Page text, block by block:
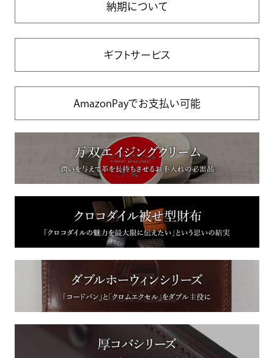
納期について
ギフトサービス
AmazonPayでお支払い可能